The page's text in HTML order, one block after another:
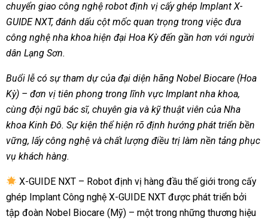
chuyển giao công nghệ robot định vị cấy ghép Implant X-
GUIDE NXT, đánh dấu cột mốc quan trọng trong việc đưa
công nghệ nha khoa hiện đại Hoa Kỳ đến gần hơn với người
dân Lạng Sơn.
Buổi lễ có sự tham dự của đại diện hãng Nobel Biocare (Hoa
Kỳ) – đơn vị tiên phong trong lĩnh vực Implant nha khoa,
cùng đội ngũ bác sĩ, chuyên gia và kỹ thuật viên của Nha
khoa Kinh Đô. Sự kiện thể hiện rõ định hướng phát triển bền
vững, lấy công nghệ và chất lượng điều trị làm nền tảng phục
vụ khách hàng.
X-GUIDE NXT – Robot định vị hàng đầu thế giới trong cấy
ghép Implant Công nghệ X-GUIDE NXT được phát triển bởi
tập đoàn Nobel Biocare (Mỹ) – một trong những thương hiệu